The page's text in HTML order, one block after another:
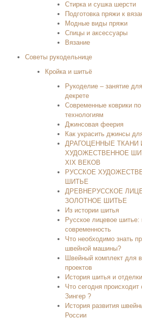
Стирка и сушка шерсти
Подготовка пряжи к
Модные виды пряжи
Спицы и аксессуары
Вязание
Советы рукодельнице
Кройка и шитьё
Рукоделие – занятие
декрете
Современные коврики
технологиям
Джинсовая феерия
Как украсить джинсы
ДРАГОЦЕННЫЕ ТКАНИ
ХУДОЖЕСТВЕННОЕ
XIX ВЕКОВ
РУССКОЕ
ШИТЬЕ
ДРЕВНЕРУССКОЕ
ЗОЛОТНОЕ ШИТЬЕ
Из истории шитья
Русское лицевое шитье:
современность
Что необходимо знать
швейной машины?
Швейный комплект для
проектов
История шитья и отделки
Что сегодня происходит
Зингер ?
История развития
России